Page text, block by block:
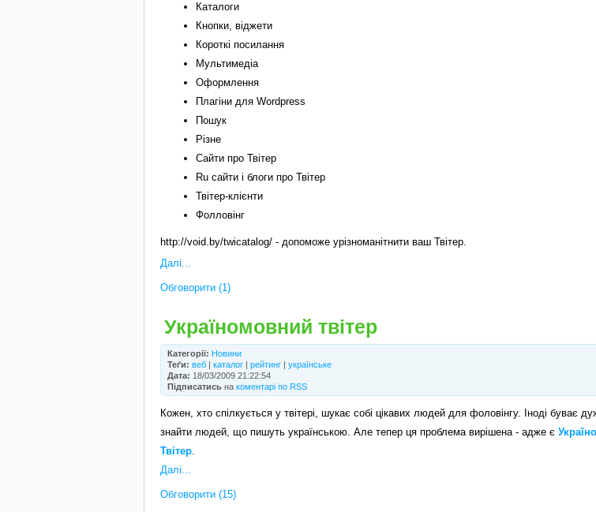
Каталоги
Кнопки, віджети
Короткі посилання
Мультимедіа
Оформлення
Плагіни для Wordpress
Пошук
Різне
Сайти про Твітер
Ru сайти і блоги про Твітер
Твітер-клієнти
Фолловінг
http://void.by/twicatalog/ - допоможе урізноманітнити ваш Твітер.
Далі...
Обговорити (1)
Україномовний твітер
Категорії: Новини
Теґи: веб | каталог | рейтинг | українське
Дата: 18/03/2009 21:22:54
Підписатись на коментарі по RSS
Кожен, хто спілкується у твітері, шукає собі цікавих людей для фоловінгу. Іноді буває
знайти людей, що пишуть українською. Але тепер ця проблема вирішена - адже є
Твітер.
Далі...
Обговорити (15)